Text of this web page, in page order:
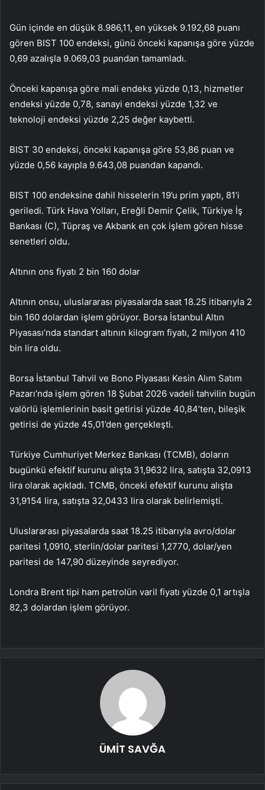
Gün içinde en düşük 8.986,11, en yüksek 9.192,68 puanı
gören BIST 100 endeksi, günü önceki kapanışa göre yüzde
0,69 azalışla 9.069,03 puandan tamamladı.
Önceki kapanışa göre mali endeks yüzde 0,13, hizmetler
endeksi yüzde 0,78, sanayi endeksi yüzde 1,32 ve
teknoloji endeksi yüzde 2,25 değer kaybetti.
BIST 30 endeksi, önceki kapanışa göre 53,86 puan ve
yüzde 0,56 kayıpla 9.643,08 puandan kapandı.
BIST 100 endeksine dahil hisselerin 19’u prim yaptı, 81’i
geriledi. Türk Hava Yolları, Ereğli Demir Çelik, Türkiye İş
Bankası (C), Tüpraş ve Akbank en çok işlem gören hisse
senetleri oldu.
Altının ons fiyatı 2 bin 160 dolar
Altının onsu, uluslararası piyasalarda saat 18.25 itibarıyla 2
bin 160 dolardan işlem görüyor. Borsa İstanbul Altın
Piyasası’nda standart altının kilogram fiyatı, 2 milyon 410
bin lira oldu.
Borsa İstanbul Tahvil ve Bono Piyasası Kesin Alım Satım
Pazarı’nda işlem gören 18 Şubat 2026 vadeli tahvilin bugün
valörlü işlemlerinin basit getirisi yüzde 40,84’ten, bileşik
getirisi de yüzde 45,01’den gerçekleşti.
Türkiye Cumhuriyet Merkez Bankası (TCMB), doların
bugünkü efektif kurunu alışta 31,9632 lira, satışta 32,0913
lira olarak açıkladı. TCMB, önceki efektif kurunu alışta
31,9154 lira, satışta 32,0433 lira olarak belirlemişti.
Uluslararası piyasalarda saat 18.25 itibarıyla avro/dolar
paritesi 1,0910, sterlin/dolar paritesi 1,2770, dolar/yen
paritesi de 147,90 düzeyinde seyrediyor.
Londra Brent tipi ham petrolün varil fiyatı yüzde 0,1 artışla
82,3 dolardan işlem görüyor.
ÜMİT SAVĞA